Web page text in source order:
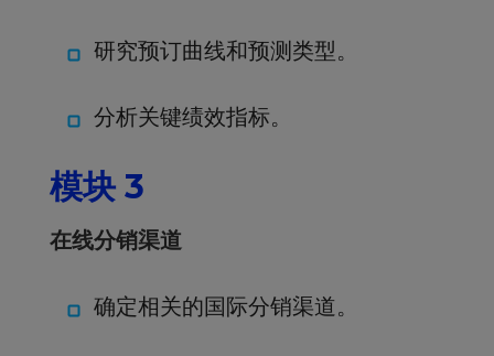
研究预订曲线和预测类型。
分析关键绩效指标。
模块 3
在线分销渠道
确定相关的国际分销渠道。